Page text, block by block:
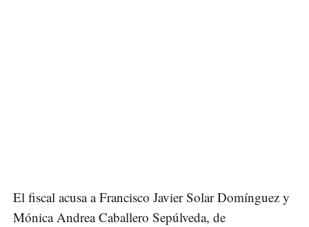
El fiscal acusa a Francisco Javier Solar Domínguez y
Mónica Andrea Caballero Sepúlveda, de